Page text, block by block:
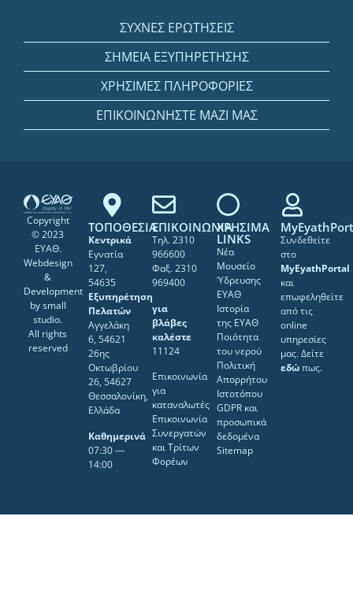
ΣΥΧΝΕΣ ΕΡΩΤΗΣΕΙΣ
ΣΗΜΕΙΑ ΕΞΥΠΗΡΕΤΗΣΗΣ
ΧΡΗΣΙΜΕΣ ΠΛΗΡΟΦΟΡΙΕΣ
ΕΠΙΚΟΙΝΩΝΗΣΤΕ ΜΑΖΙ ΜΑΣ
Copyright
© 2023
ΕΥΑΘ.
Webdesign
&
Development
bysmall
studio.
All rights
reserved
ΤΟΠΟΘΕΣΙΑ
Κεντρικά
Εγνατία
127,
54635
Εξυπηρέτηση
Πελατών
Αγγελάκη
6, 54621
26ης
Οκτωβρίου
26, 54627
Θεσσαλονίκη,
Ελλάδα
Καθημερινά
07:30 ―
14:00
ΕΠΙΚΟΙΝΩΝΙΑ
Τηλ. 2310
966600
Φαξ. 2310
969400
για
βλάβες
καλέστε
11124
Επικοινωνία
για
καταναλωτές
Επικοινωνία
Συνεργατών
και Τρίτων
Φορέων
ΧΡΗΣΙΜΑ
LINKS
Νέα
Μουσείο
Ύδρευσης
ΕΥΑΘ
Ιστορία
της ΕΥΑΘ
Ποιότητα
του νερού
Πολιτική
Απορρήτου
Ιστοτόπου
GDPR και
προσωπικά
δεδομένα
Sitemap
Συνδεθείτε
στο
MyEyathPortal
και
επωφεληθείτε
από τις
online
υπηρεσίες
μας. Δείτε
εδώπως.